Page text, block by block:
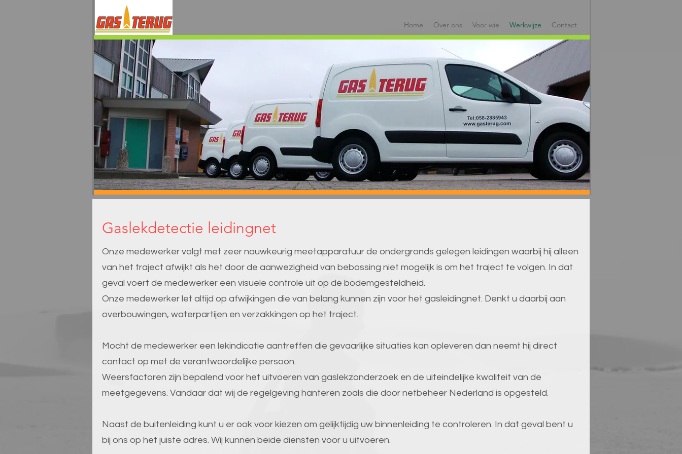
Home Over ons Voor wie Werkwijze Contact
Gaslekdetectie leidingnet
Onze medewerker volgt met zeer nauwkeurig meetapparatuur de ondergronds gelegen leidingen waarbij hij alleen
van het traject afwijkt als het door de aanwezigheid van bebossing niet mogelijk is om het traject te volgen. In dat
geval voert de medewerker een visuele controle uit op de bodemgesteldheid.
Onze medewerker let altijd op afwijkingen die van belang kunnen zijn voor het gasleidingnet. Denkt u daarbij aan
overbouwingen, waterpartijen en verzakkingen op het traject.
Mocht de medewerker een lekindicatie aantreffen die gevaarlijke situaties kan opleveren dan neemt hij direct
contact op met de verantwoordelijke persoon.
Weersfactoren zijn bepalend voor het uitvoeren van gaslekzonderzoek en de uiteindelijke kwaliteit van de
meetgegevens. Vandaar dat wij de regelgeving hanteren zoals die door netbeheer Nederland is opgesteld.
Naast de buitenleiding kunt u er ook voor kiezen om gelijktijdig uw binnenleiding te controleren. In dat geval bent u
bij ons op het juiste adres. Wij kunnen beide diensten voor u uitvoeren.